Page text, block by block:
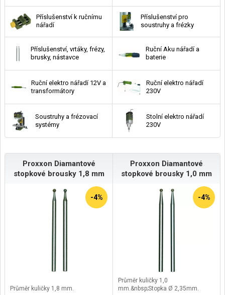
Příslušenství k ručnímu
nářadí
Příslušenství pro
soustruhy a frézky
Příslušenství, vrtáky, frézy,
brusky, nástavce
Ruční Aku nářadí a
baterie
Ruční elektro nářadí 12V a
transformátory
Ruční elektro nářadí
230V
Soustruhy a frézovací
systémy
Stolní elektro nářadí
230V
Proxxon Diamantové
stopkové brousky 1,8 mm
-4%
Průměr kuličky 1,8 mm.
Proxxon Diamantové
stopkové brousky 1,0 mm
-4%
Průměr kuličky 1,0
mm.&nbsp;Stopka Ø 2,35mm.